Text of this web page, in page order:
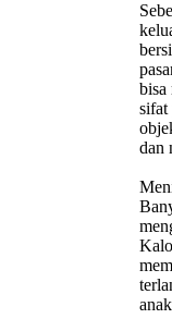
bisa
sifat
dan